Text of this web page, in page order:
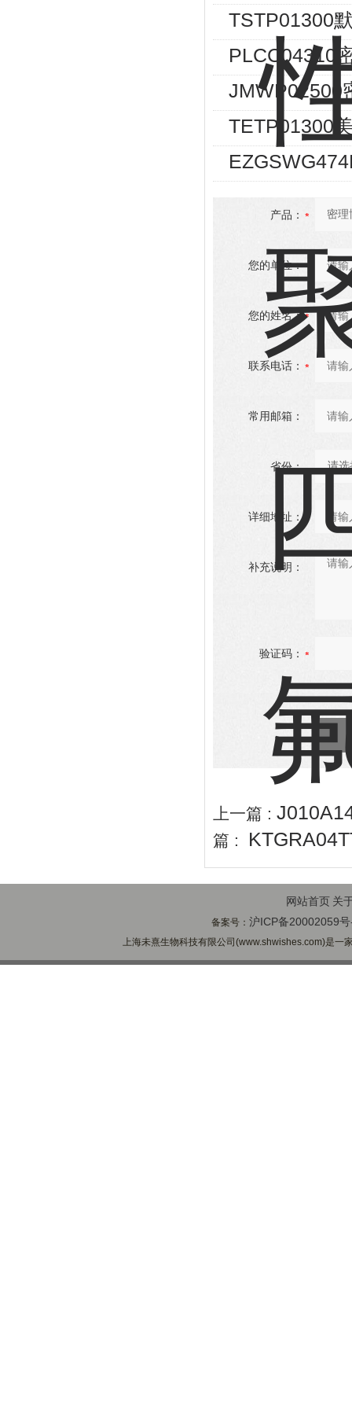
TSTP01300
PLCC04310
JMWP02500
TETP01300
产品：
您的单位：
您的姓名：
联系电话：
常用邮箱：
省份：
详细地址：
补充说明：
验证码：
上一篇 :
篇 :
网站首页 关
备案号：沪ICP备20002059
上海未熹生物科技有限公司(www.shwishes.com)是一